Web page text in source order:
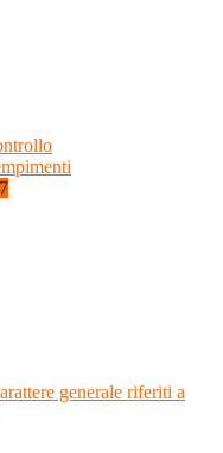
generale riferiti a